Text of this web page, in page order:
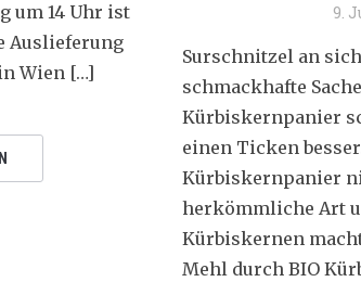
um 14 Uhr ist
Auslieferung
Wien […]
9.
Surschnitzel an
schmackhafte
Kürbiskernpanier
einen Ticken
Kürbiskernpanier
herkömmliche Art
Kürbiskernen
Mehl durch BIO